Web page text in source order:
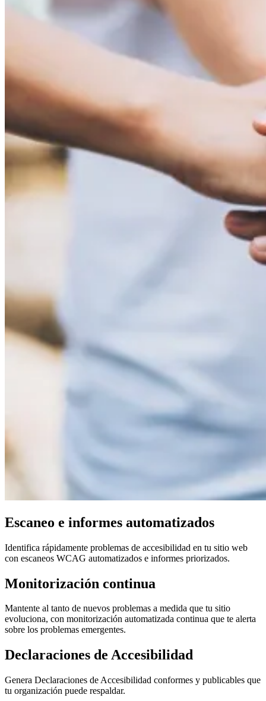
Escaneo e informes automatizados
Identifica rápidamente problemas de accesibilidad en tu sitio web
con escaneos WCAG automatizados e informes priorizados.
Monitorización continua
Mantente al tanto de nuevos problemas a medida que tu sitio
evoluciona, con monitorización automatizada continua que te alerta
sobre los problemas emergentes.
Declaraciones de Accesibilidad
Genera Declaraciones de Accesibilidad conformes y publicables que
tu organización puede respaldar.